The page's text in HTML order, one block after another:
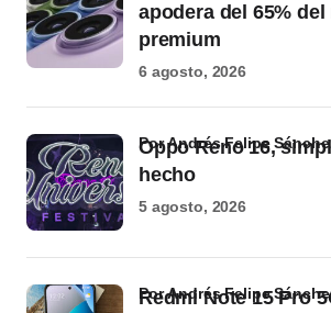
apodera del 65%
premium
6 agosto, 2026
Oppo Reno 16,
hecho
por Andrés Felipe
5 agosto, 2026
Redmi Note 15 Pro
por Andrés Felipe